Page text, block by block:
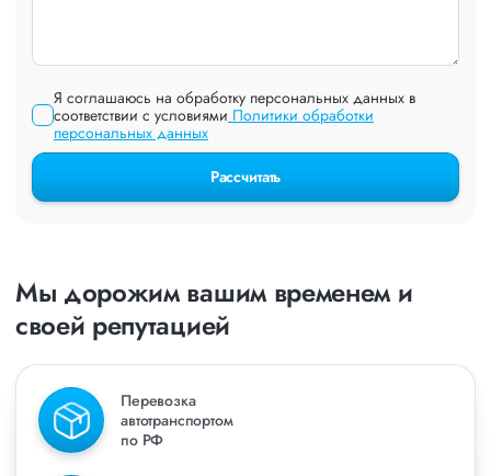
Я соглашаюсь на обработку персональных данных в
соответствии с условиями Политики обработки
персональных данных
Рассчитать
Мы дорожим вашим временем и
своей репутацией
Перевозка
автотранспортом
по РФ